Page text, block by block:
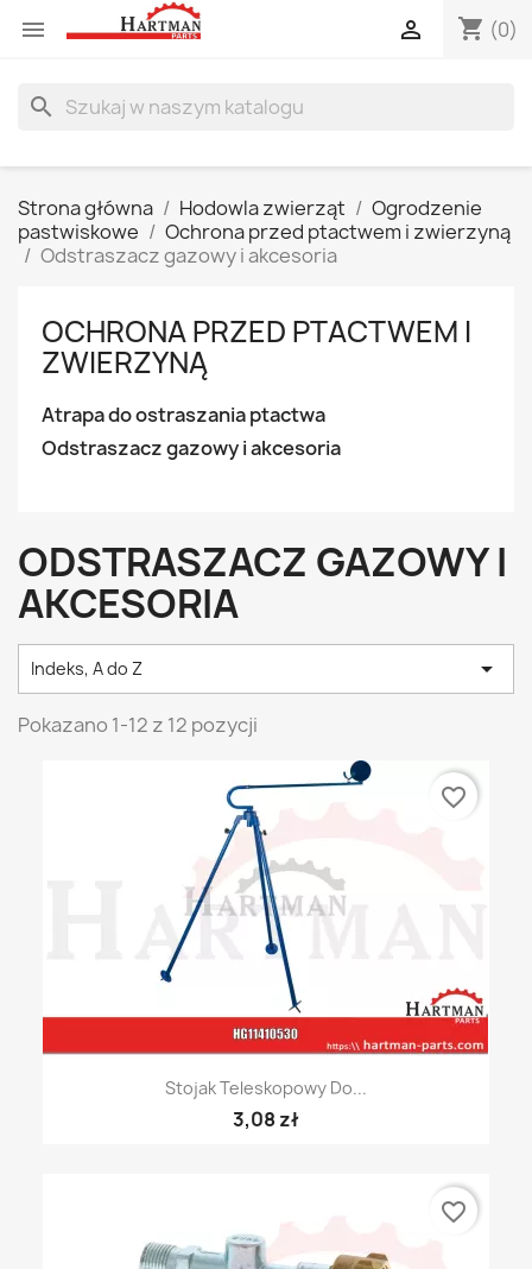
 shopping_cart (0)

search
Strona główna Hodowla zwierząt
Ogrodzenie
pastwiskowe
Ochrona przed ptactwem i zwierzyną
Odstraszacz gazowy i akcesoria
OCHRONA PRZED PTACTWEM I
ZWIERZYNĄ
Atrapa do ostraszania ptactwa
Odstraszacz gazowy i akcesoria
ODSTRASZACZ GAZOWY I
AKCESORIA
Indeks, A do Z 
Pokazano 1-12 z 12 pozycji
Stojak Teleskopowy Do...
3,08 zł
favorite_border
favorite_border